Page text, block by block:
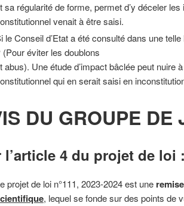
sa régularité de forme, permet d’y déceler
venait à être saisi.
le Conseil d’Etat a été consulté dans une
(Pour éviter les doublons
abus). Une étude d’impact bâclée peut nuire
qui en serait saisi en
DU GROUPE DE
l’article 4 du projet de loi :
projet de loi n°111, 2023-2024 est une
, lequel se fonde sur des points de